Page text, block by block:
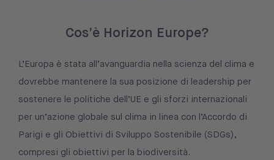
Cos’è Horizon Europe?
L’Europa è stata all’avanguardia nella scienza del clima e
dovrebbe mantenere la sua posizione di leadership per
sostenere le politiche dell’UE e gli sforzi internazionali
per un’azione globale sul clima in linea con l’Accordo di
Parigi e gli Obiettivi di Sviluppo Sostenibile (SDGs),
compresi gli obiettivi per la biodiversità.